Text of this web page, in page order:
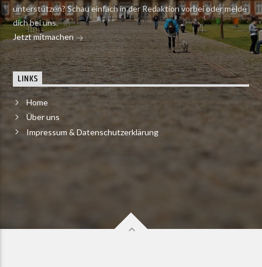
unterstützen? Schau einfach in der Redaktion vorbei oder melde
dich bei uns.
Jetzt mitmachen
LINKS
Home
Über uns
Impressum & Datenschutzerklärung